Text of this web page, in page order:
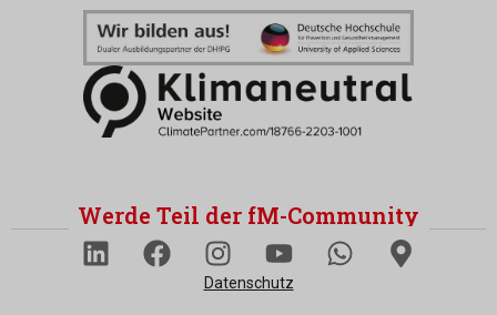
Werde Teil der fM-Community
Datenschutz